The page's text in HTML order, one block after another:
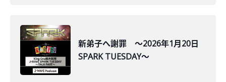
新弟子へ謝罪 ～2026年1月20日
SPARK TUESDAY～